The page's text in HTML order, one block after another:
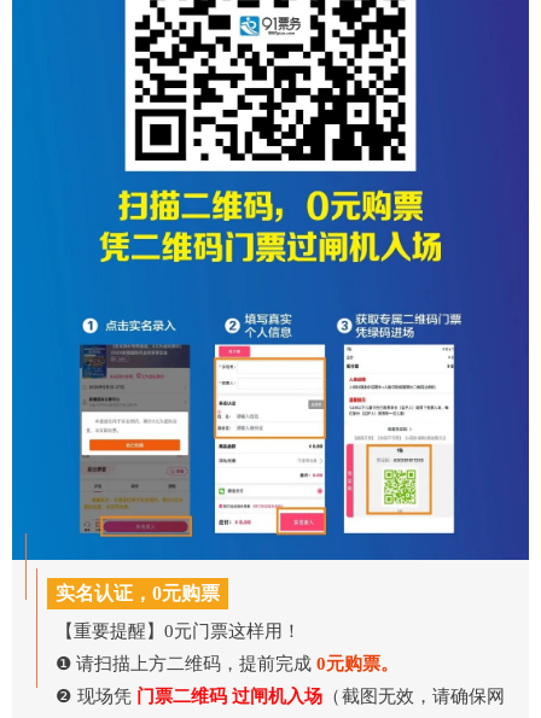
实名认证，0元购票
【重要提醒】0元门票这样用！
❶ 请扫描上方二维码，提前完成 0元购票。
❷ 现场凭门票二维码 过闸机入场 （截图无效，请确保网